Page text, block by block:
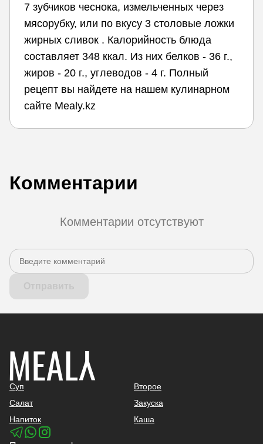
7 зубчиков чеснока, измельченных через
мясорубку, или по вкусу 3 столовые ложки
жирных сливок . Калорийность блюда
составляет 348 ккал. Из них белков - 36 г.,
жиров - 20 г., углеводов - 4 г. Полный
рецепт вы найдете на нашем кулинарном
сайте Mealy.kz
Комментарии
Комментарии отсутствуют
Суп
Второе
Салат
Закуска
Напиток
Каша